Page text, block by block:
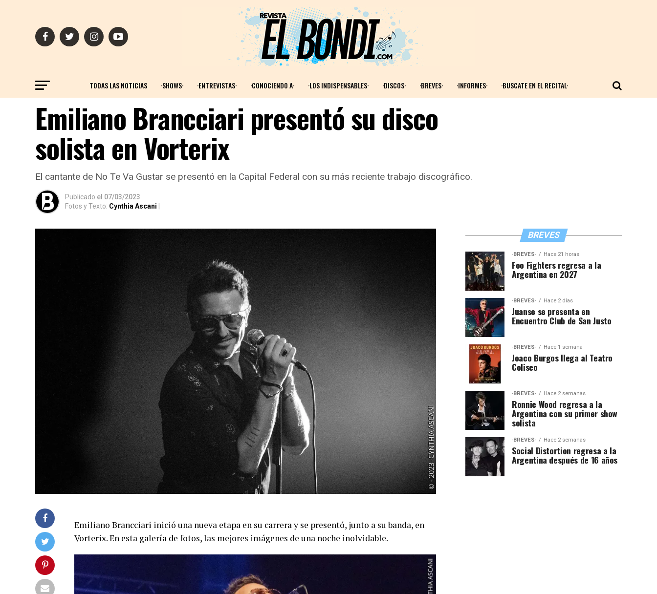
TODAS LAS NOTICIAS ·SHOWS· ·ENTREVISTAS· ·CONOCIENDO A· ·LOS INDISPENSABLES· ·DISCOS· ·BREVES· ·INFORMES· ·BUSCATE EN EL RECITAL·
Emiliano Brancciari presentó su disco
solista en Vorterix
El cantante de No Te Va Gustar se presentó en la Capital Federal con su más reciente trabajo discográfico.
Publicado el 07/03/2023
Fotos y Texto: Cynthia Ascani
Emiliano Brancciari inició una nueva etapa en su carrera y se presentó, junto a su banda, en
Vorterix. En esta galería de fotos, las mejores imágenes de una noche inolvidable.
BREVES
·BREVES· Hace 21 horas
Foo Fighters regresa a la
Argentina en 2027
·BREVES· Hace 2 días
Juanse se presenta en
Encuentro Club de San Justo
·BREVES· Hace 1 semana
Joaco Burgos llega al Teatro
Coliseo
·BREVES· Hace 2 semanas
Ronnie Wood regresa a la
Argentina con su primer show
solista
·BREVES· Hace 2 semanas
Social Distortion regresa a la
Argentina después de 16 años